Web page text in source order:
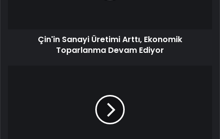
Çin'in Sanayi Üretimi Arttı, Ekonomik
Toparlanma Devam Ediyor